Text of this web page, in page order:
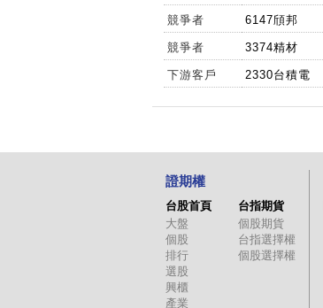
競爭者 6147頎邦
競爭者 3374精材
下游客戶 2330台積電
證期權
台股首頁
大盤
個股
排行
選股
興櫃
產業
台指期貨
個股期貨
台指選擇權
個股選擇權